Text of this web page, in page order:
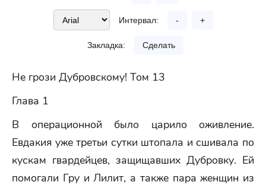
Интервал: - +
Закладка: Сделать
Не грози Дубровскому! Том 13
Глава 1
В операционной было царило оживление.
Евдакия уже третьи сутки штопала и сшивала по
кускам гвардейцев, защищавших Дубровку. Ей
помогали Гру и Лилит, а также пара женщин из